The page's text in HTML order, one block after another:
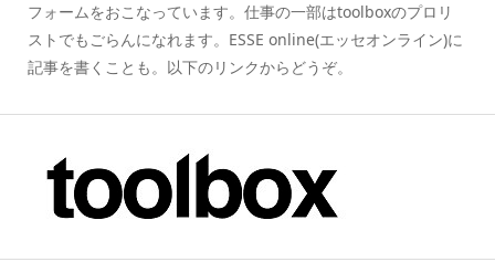
フォームをおこなっています。仕事の一部はtoolboxのプロリ
ストでもごらんになれます。ESSE online(エッセオンライン)に
記事を書くことも。以下のリンクからどうぞ。